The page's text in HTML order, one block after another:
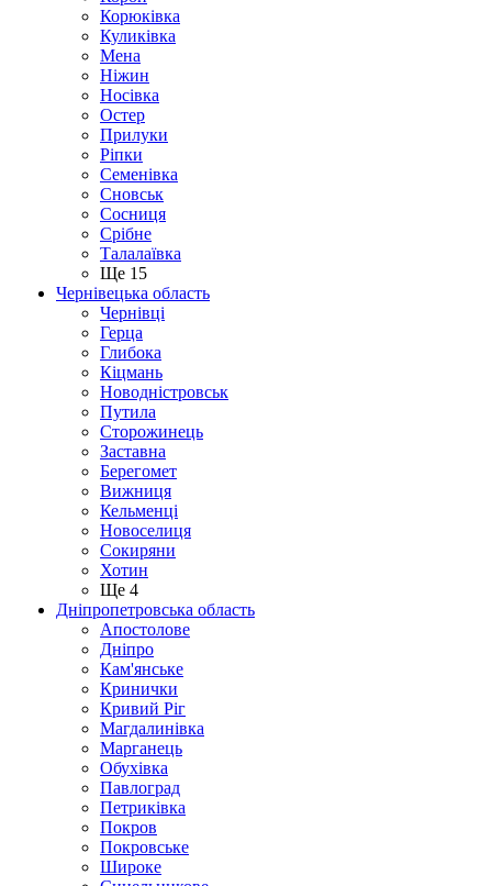
Корюківка
Куликівка
Мена
Ніжин
Носівка
Остер
Прилуки
Ріпки
Семенівка
Сновськ
Сосниця
Срібне
Талалаївка
Ще 15
Чернівецька область
Чернівці
Герца
Глибока
Кіцмань
Новодністровськ
Путила
Сторожинець
Заставна
Берегомет
Вижниця
Кельменці
Новоселиця
Сокиряни
Хотин
Ще 4
Дніпропетровська область
Апостолове
Дніпро
Кам'янське
Кринички
Кривий Ріг
Магдалинівка
Марганець
Обухівка
Павлоград
Петриківка
Покров
Покровське
Широке